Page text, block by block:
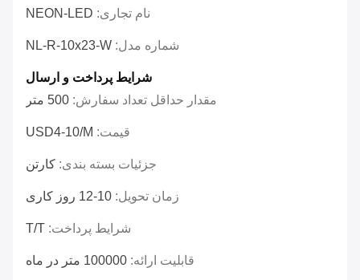
نام تجاری: NEON-LED
شماره مدل: NL-R-10x23-W
شرایط پرداخت و ارسال
مقدار حداقل تعداد سفارش: 500 متر
قیمت: USD4-10/M
جزئیات بسته بندی: کارتن
زمان تحویل: 10-12 روز کاری
شرایط پرداخت: T/T
قابلیت ارائه: 100000 متر در ماه